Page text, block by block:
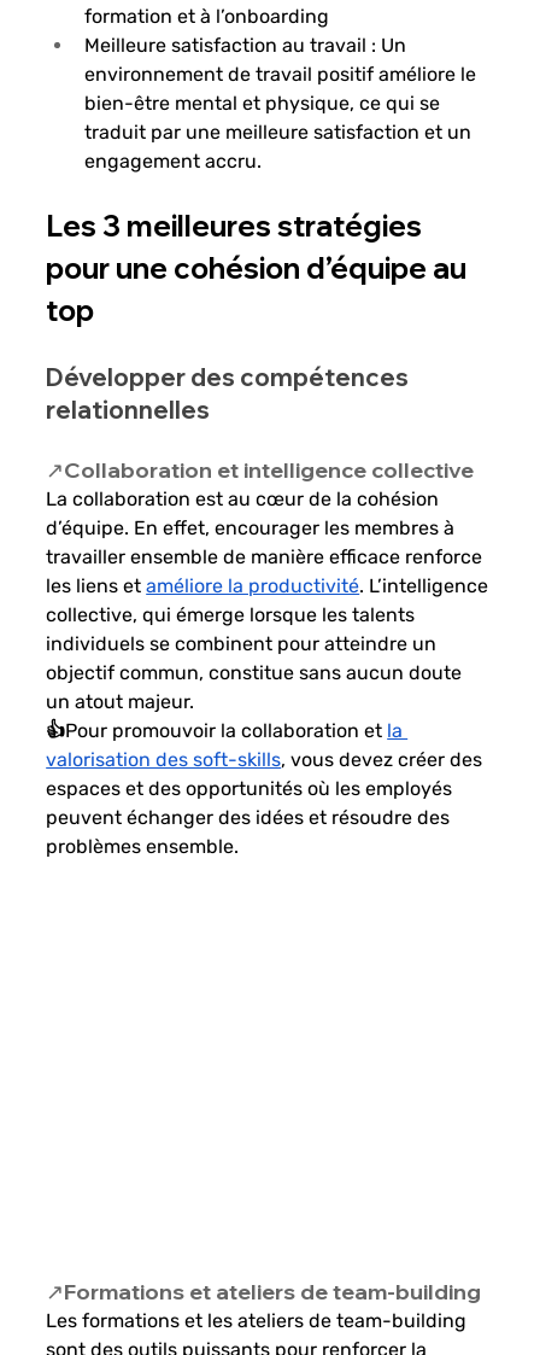
formation et à l’onboarding
Meilleure satisfaction au travail : Un
environnement de travail positif améliore le
bien-être mental et physique, ce qui se
traduit par une meilleure satisfaction et un
engagement accru.
Les 3 meilleures stratégies
pour une cohésion d’équipe au
top
Développer des compétences
relationnelles
↗️Collaboration et intelligence collective
La collaboration est au cœur de la cohésion
d’équipe. En effet, encourager les membres à
travailler ensemble de manière efficace renforce
les liens et améliore la productivité. L’intelligence
collective, qui émerge lorsque les talents
individuels se combinent pour atteindre un
objectif commun, constitue sans aucun doute
un atout majeur.
👍Pour promouvoir la collaboration et la
valorisation des soft-skills, vous devez créer des
espaces et des opportunités où les employés
peuvent échanger des idées et résoudre des
problèmes ensemble.
↗️Formations et ateliers de team-building
Les formations et les ateliers de team-building
sont des outils puissants pour renforcer la